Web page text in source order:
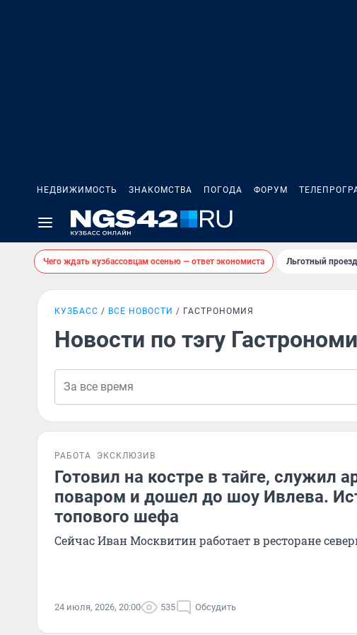
НЕДВИЖИМОСТЬ ЗНАКОМСТВА ПОГОДА ФОРУМ
Чего ждать кузбассовцам осенью — ответ экономиста Льготный
КУЗБАСС ВСЕ НОВОСТИ ГАСТРОНОМИЯ
Новости по тэгу
РАБОТА ЭКСКЛЮЗИВ
Готовил на костре в тайге, служил
поваром и дошел до шоу Ивлева.
топового шефа
Сейчас Иван Москвитин работает в ресторане
24 июля, 2026, 20:00 535 Обсудить